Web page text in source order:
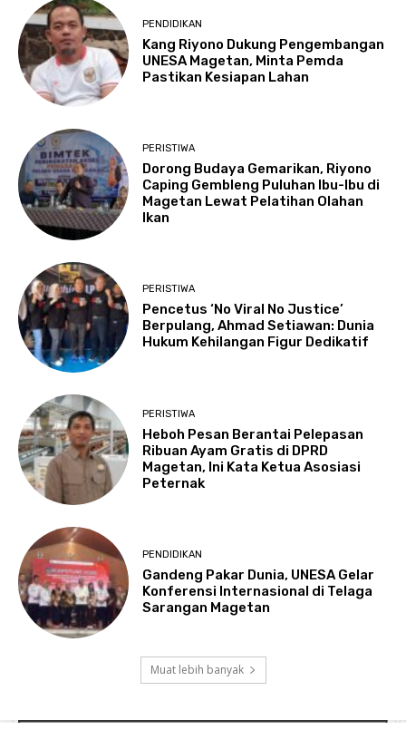
PENDIDIKAN
Kang Riyono Dukung Pengembangan
UNESA Magetan, Minta Pemda
Pastikan Kesiapan Lahan
PERISTIWA
Dorong Budaya Gemarikan, Riyono
Caping Gembleng Puluhan Ibu-Ibu di
Magetan Lewat Pelatihan Olahan
Ikan
PERISTIWA
Pencetus ‘No Viral No Justice’
Berpulang, Ahmad Setiawan: Dunia
Hukum Kehilangan Figur Dedikatif
PERISTIWA
Heboh Pesan Berantai Pelepasan
Ribuan Ayam Gratis di DPRD
Magetan, Ini Kata Ketua Asosiasi
Peternak
PENDIDIKAN
Gandeng Pakar Dunia, UNESA Gelar
Konferensi Internasional di Telaga
Sarangan Magetan
Muat lebih banyak